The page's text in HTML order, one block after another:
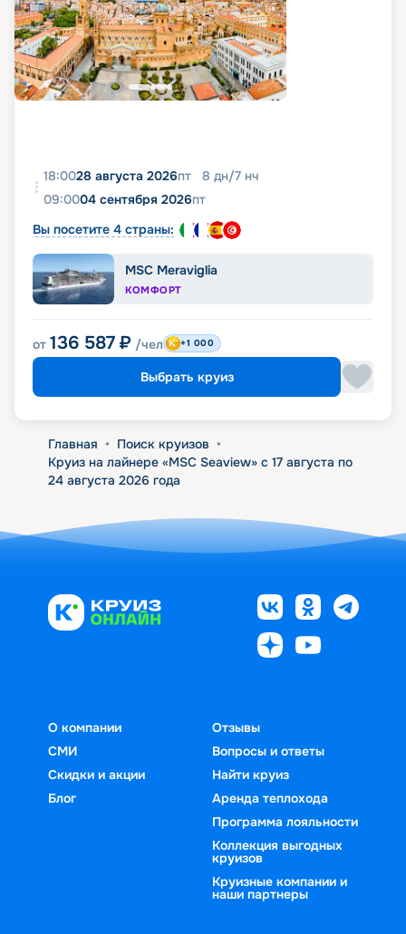
18:0028 августа 2026пт 8 дн/7 нч
09:0004 сентября 2026пт
Вы посетите 4 страны:
MSC Meraviglia
КОМФОРТ
от 136 587 ₽ /чел +1 000
Выбрать круиз
Главная • Поиск круизов •
Круиз на лайнере «MSC Seaview» с 17 августа по
24 августа 2026 года
О компании
СМИ
Скидки и акции
Блог
Отзывы
Вопросы и ответы
Найти круиз
Аренда теплохода
Программа лояльности
Коллекция выгодных
круизов
Круизные компании и
наши партнеры